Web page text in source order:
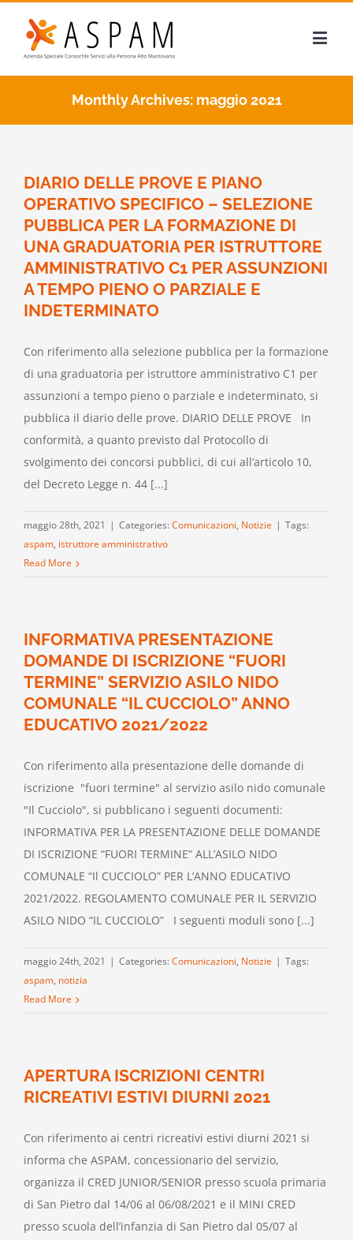
Monthly Archives: maggio 2021
DIARIO DELLE PROVE E PIANO
OPERATIVO SPECIFICO – SELEZIONE
PUBBLICA PER LA FORMAZIONE DI
UNA GRADUATORIA PER ISTRUTTORE
AMMINISTRATIVO C1 PER ASSUNZIONI
A TEMPO PIENO O PARZIALE E
INDETERMINATO
Con riferimento alla selezione pubblica per la formazione
di una graduatoria per istruttore amministrativo C1 per
assunzioni a tempo pieno o parziale e indeterminato, si
pubblica il diario delle prove. DIARIO DELLE PROVE In
conformità, a quanto previsto dal Protocollo di
svolgimento dei concorsi pubblici, di cui all’articolo 10,
del Decreto Legge n. 44 [...]
maggio 28th, 2021 | Categories: Comunicazioni, Notizie | Tags:
aspam, istruttore amministrativo
Read More
INFORMATIVA PRESENTAZIONE
DOMANDE DI ISCRIZIONE “FUORI
TERMINE” SERVIZIO ASILO NIDO
COMUNALE “IL CUCCIOLO” ANNO
EDUCATIVO 2021/2022
Con riferimento alla presentazione delle domande di
iscrizione "fuori termine" al servizio asilo nido comunale
"Il Cucciolo", si pubblicano i seguenti documenti:
INFORMATIVA PER LA PRESENTAZIONE DELLE DOMANDE
DI ISCRIZIONE “FUORI TERMINE” ALL’ASILO NIDO
COMUNALE “Il CUCCIOLO” PER L’ANNO EDUCATIVO
2021/2022. REGOLAMENTO COMUNALE PER IL SERVIZIO
ASILO NIDO “IL CUCCIOLO” I seguenti moduli sono [...]
maggio 24th, 2021 | Categories: Comunicazioni, Notizie | Tags:
aspam, notizia
Read More
APERTURA ISCRIZIONI CENTRI
RICREATIVI ESTIVI DIURNI 2021
Con riferimento ai centri ricreativi estivi diurni 2021 si
informa che ASPAM, concessionario del servizio,
organizza il CRED JUNIOR/SENIOR presso scuola primaria
di San Pietro dal 14/06 al 06/08/2021 e il MINI CRED
presso scuola dell’infanzia di San Pietro dal 05/07 al